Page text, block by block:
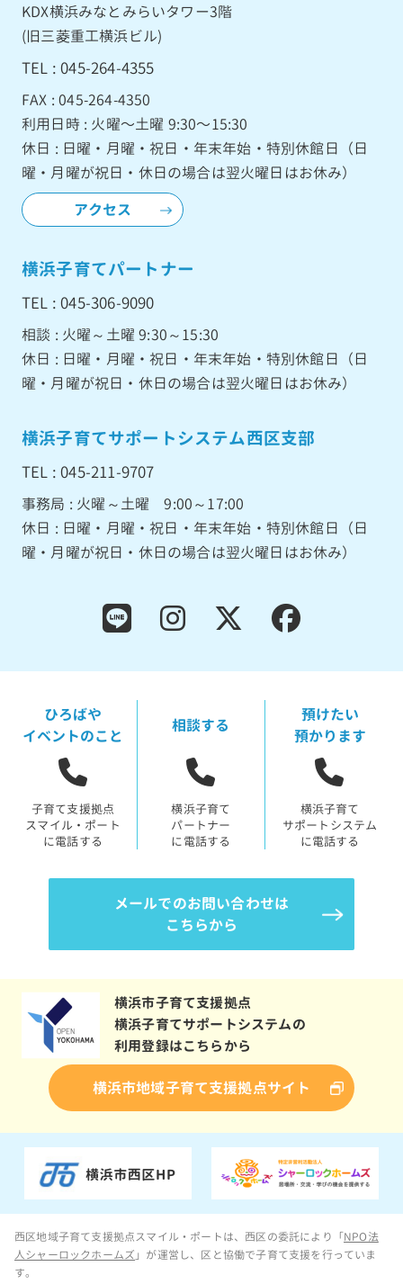
KDX横浜みなとみらいタワー3階
(旧三菱重工横浜ビル)
TEL : 045-264-4355
FAX : 045-264-4350
利用日時 : 火曜〜土曜 9:30〜15:30
休日 : 日曜・月曜・祝日・年末年始・特別休館日（日
曜・月曜が祝日・休日の場合は翌火曜日はお休み）
アクセス
横浜子育てパートナー
TEL : 045-306-9090
相談 : 火曜～土曜 9:30～15:30
休日 : 日曜・月曜・祝日・年末年始・特別休館日（日
曜・月曜が祝日・休日の場合は翌火曜日はお休み）
横浜子育てサポートシステム西区支部
TEL : 045-211-9707
事務局 : 火曜～土曜 9:00～17:00
休日 : 日曜・月曜・祝日・年末年始・特別休館日（日
曜・月曜が祝日・休日の場合は翌火曜日はお休み）
ひろばや
イベントのこと
子育て支援拠点
スマイル・ポート
に電話する
相談する
横浜子育て
パートナー
に電話する
預けたい
預かります
横浜子育て
サポートシステム
に電話する
メールでのお問い合わせは
こちらから
横浜市子育て支援拠点
横浜子育てサポートシステムの
利用登録はこちらから
横浜市地域子育て支援拠点サイト
西区地域子育て支援拠点スマイル・ポートは、西区の委託により「NPO法
人シャーロックホームズ 」が運営し、区と協働で子育て支援を行っていま
す。